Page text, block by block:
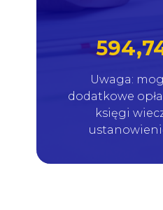
Uwaga:
dodatkowe
księgi